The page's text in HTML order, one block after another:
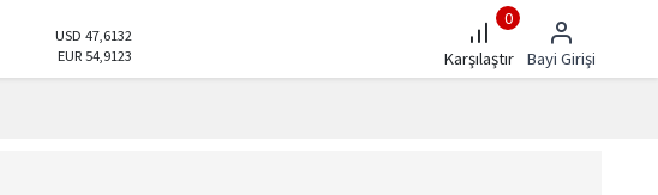
USD 47,6132
EUR 54,9123
Karşılaştır
0
Bayi Girişi